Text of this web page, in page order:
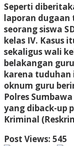
Seperti
laporan dugaan
seorang siswa
kelas IV. Kasus
sekaligus wali
belakangan
karena
oknum guru
Polres
yang diback-up
Kriminal
Post Views: 545